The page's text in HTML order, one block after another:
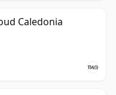
Caledonia